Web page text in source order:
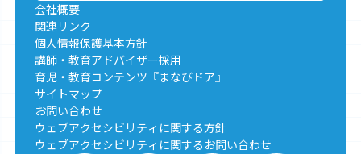
会社概要
関連リンク
個人情報保護基本方針
講師・教育アドバイザー採用
育児・教育コンテンツ『まなびドア』
サイトマップ
お問い合わせ
ウェブアクセシビリティに関する方針
ウェブアクセシビリティに関するお問い合わせ